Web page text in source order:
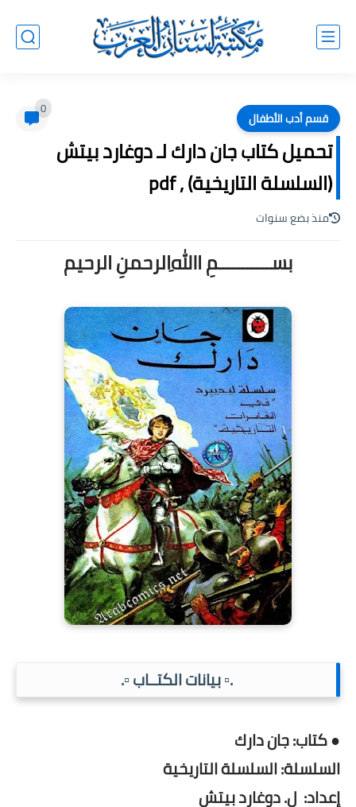
قسم أدب الأطفال 0
تحميل كتاب جان دارك لـ دوغارد بيتش
(السلسلة التاريخية) , pdf
منذ بضع سنوات
بســـــــــــمِ اﷲِالرحمنِ الرحيم
.▫️ بيانات الكتــاب ▫️.
● كتاب: جان دارك
السلسلة: السلسلة التاريخية
إعداد: ل. دوغارد بيتش